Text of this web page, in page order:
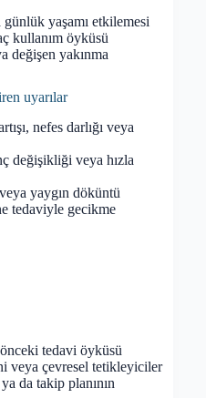
yaşamı etkilemesi
kullanım öyküsü
değişen yakınma
uyarılar
nefes darlığı veya
değişikliği veya hızla
yaygın döküntü
tedaviyle gecikme
tedavi öyküsü
veya çevresel tetikleyiciler
da takip planının